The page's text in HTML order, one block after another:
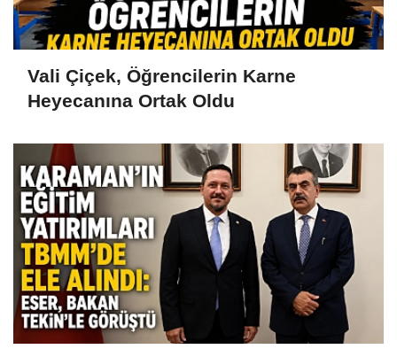
Vali Çiçek, Öğrencilerin Karne
Heyecanına Ortak Oldu